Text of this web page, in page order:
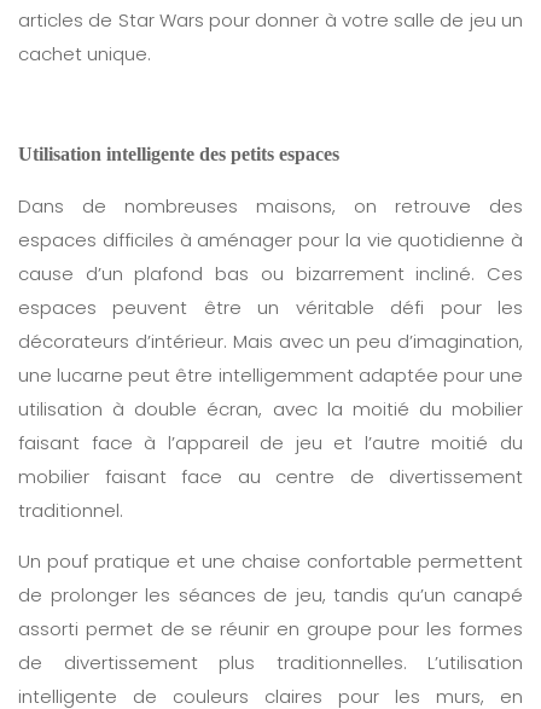
articles de Star Wars pour donner à votre salle de jeu un
cachet unique.
Utilisation intelligente des petits espaces
Dans de nombreuses maisons, on retrouve des
espaces difficiles à aménager pour la vie quotidienne à
cause d’un plafond bas ou bizarrement incliné. Ces
espaces peuvent être un véritable défi pour les
décorateurs d’intérieur. Mais avec un peu d’imagination,
une lucarne peut être intelligemment adaptée pour une
utilisation à double écran, avec la moitié du mobilier
faisant face à l’appareil de jeu et l’autre moitié du
mobilier faisant face au centre de divertissement
traditionnel.
Un pouf pratique et une chaise confortable permettent
de prolonger les séances de jeu, tandis qu’un canapé
assorti permet de se réunir en groupe pour les formes
de divertissement plus traditionnelles. L’utilisation
intelligente de couleurs claires pour les murs, en